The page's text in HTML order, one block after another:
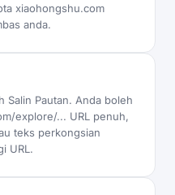
xiaohongshu.com
anda.
Salin Pautan. Anda boleh
explore/... URL penuh,
teks perkongsian
URL.